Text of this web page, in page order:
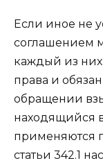
Если иное не
соглашением
каждый из них
права и
обращении
находящийся
применяются
статьи 342.1